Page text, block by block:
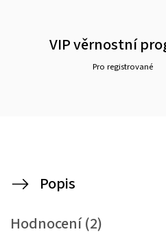
VIP věrnostní
Pro registrované
Popis
Hodnocení (2)